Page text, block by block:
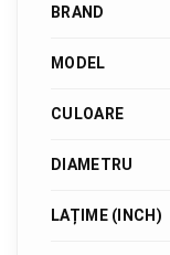
BRAND
MODEL
CULOARE
DIAMETRU
LAȚIME (INCH)